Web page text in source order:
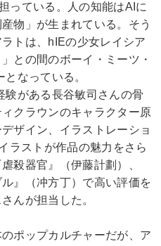
っている。人の知能はAIに
物」が生まれている。そう
トは、hIEの少女レイシア
との間のボーイ・ミーツ・
なっている。
験がある長谷敏司さんの骨
クラウンのキャラクター原
ザイン、イラストレーショ
ラストが作品の魅力をさら
殺器官』（伊藤計劃）、
』（冲方丁）で高い評価を
んが担当した。
ポップカルチャーだが、ア